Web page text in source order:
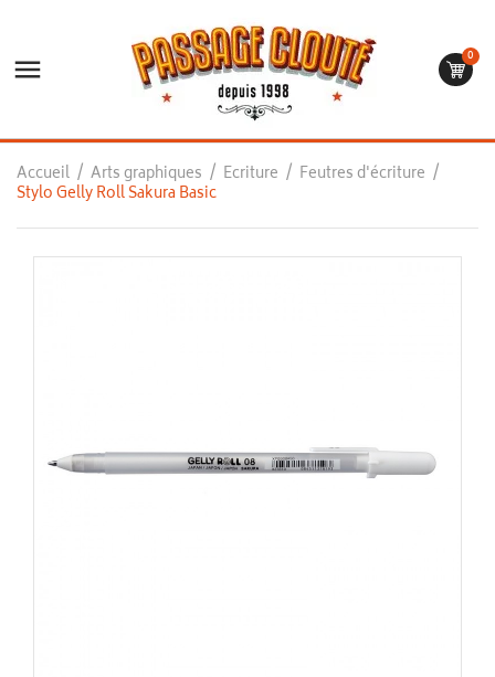
 0
Accueil Arts graphiques Ecriture Feutres d'écriture
Stylo Gelly Roll Sakura Basic